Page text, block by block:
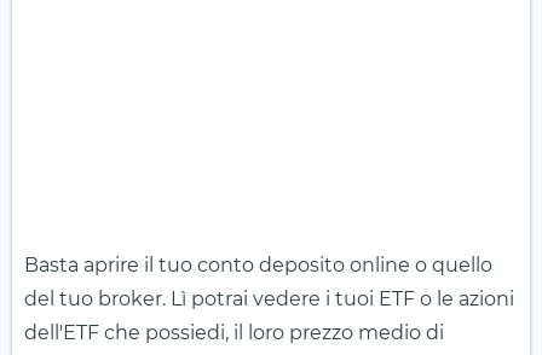
Basta aprire il tuo conto deposito online o quello
del tuo broker. Lì potrai vedere i tuoi ETF o le azioni
dell'ETF che possiedi, il loro prezzo medio di